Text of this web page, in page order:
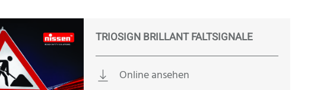
TRIOSIGN BRILLANT FALTSIGNALE
Online ansehen